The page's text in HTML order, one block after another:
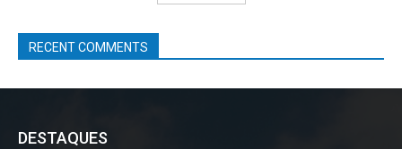
RECENT COMMENTS
DESTAQUES